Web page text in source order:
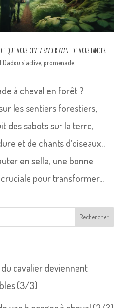
que vous devez savoir avant de vous lancer
| Dadou s'active,promenade
à cheval en forêt ?
les sentiers forestiers,
des sabots sur la terre,
et de chants d’oiseaux…
en selle, une bonne
pour transformer...
Rechercher
du cavalier deviennent
(3/3)